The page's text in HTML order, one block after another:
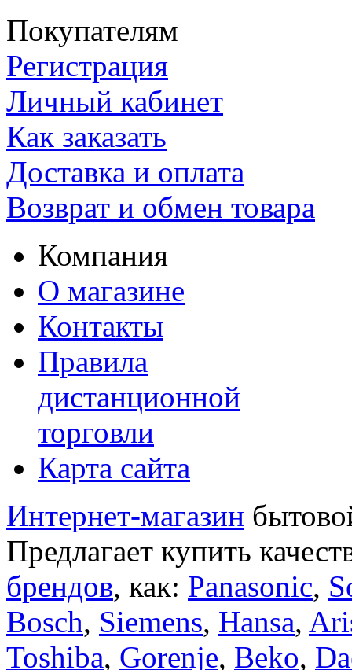
Покупателям
Регистрация
Личный кабинет
Как заказать
Доставка и оплата
Возврат и обмен товара
Компания
О магазине
Контакты
Правила
дистанционной
торговли
Карта сайта
Интернет-магазин
Предлагает купить
брендов, как: Panasonic,
Bosch, Siemens, Hansa,
Toshiba, Gorenje, Beko,